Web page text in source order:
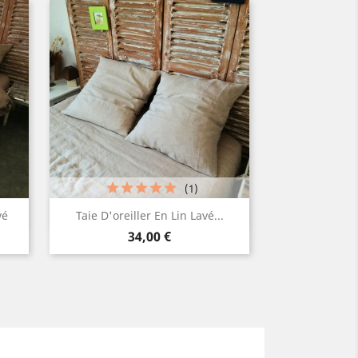
Taie D'oreiller En Lin Lavé...
Prix
34,00 €
(1)
Aperçu rapide
BlancLin
naturel
Gris
clairmoyen